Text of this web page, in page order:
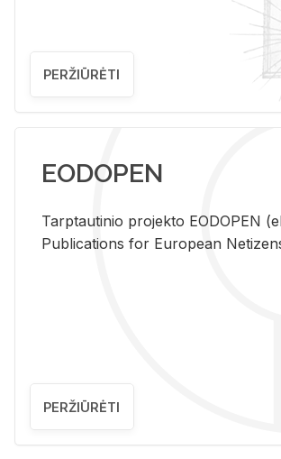
PERŽIŪRĖTI
EODOPEN
Tarp­tau­ti­nio pro­jek­to EO­DO­PEN
Pub­li­ca­tions for Eu­ro­pe­an
PERŽIŪRĖTI